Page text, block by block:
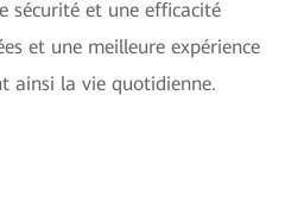
sécurité et une efficacité
et une meilleure expérience
ainsi la vie quotidienne.